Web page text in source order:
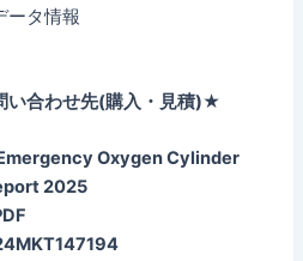
ータ情報
い合わせ先(購入・見積)★
Oxygen Cylinder
2025